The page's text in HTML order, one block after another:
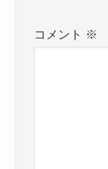
コメント ※